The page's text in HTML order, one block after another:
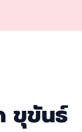
ขุขันธ์